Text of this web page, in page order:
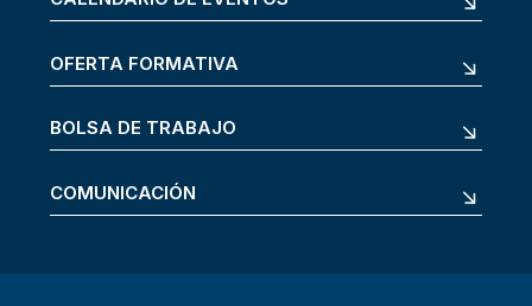
OFERTA FORMATIVA
BOLSA DE TRABAJO
COMUNICACIÓN